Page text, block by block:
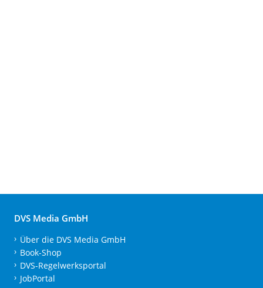
DVS Media GmbH
Über die DVS Media GmbH
Book-Shop
DVS-Regelwerksportal
JobPortal